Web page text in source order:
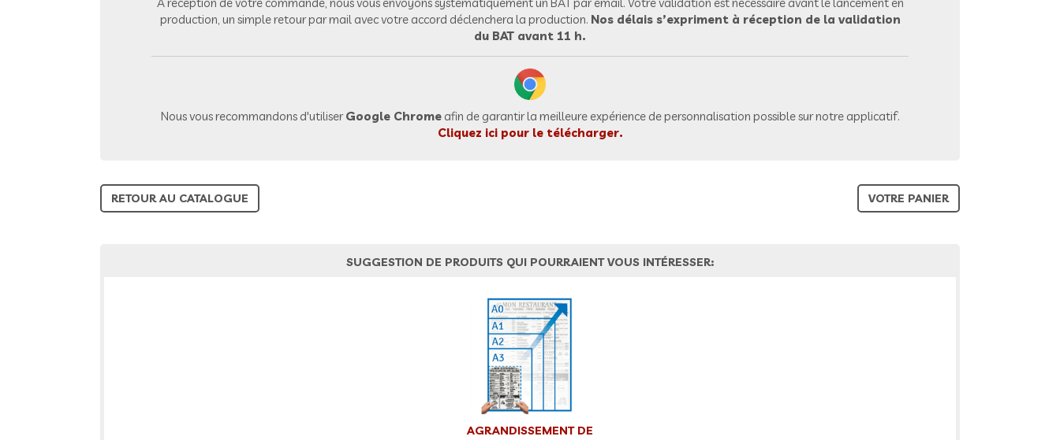
production, un simple retour par mail avec votre accord déclenchera la production. Nos délais s’expriment à réception de la validation
du BAT avant 11 h.
Nous vous recommandons d'utiliserGoogle Chromeafin de garantir la meilleure expérience de personnalisation possible sur notre applicatif.
Cliquez ici pour le télécharger.
RETOUR AU CATALOGUE VOTRE PANIER
SUGGESTION DE PRODUITS QUI POURRAIENT VOUS INTÉRESSER:
AGRANDISSEMENT DE